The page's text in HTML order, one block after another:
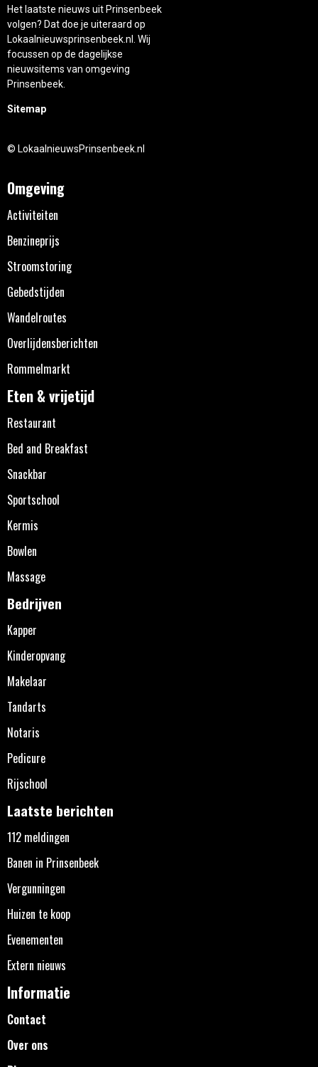
Het laatste nieuws uit Prinsenbeek
volgen? Dat doe je uiteraard op
Lokaalnieuwsprinsenbeek.nl. Wij
focussen op de dagelijkse
nieuwsitems van omgeving
Prinsenbeek.
Sitemap
© LokaalnieuwsPrinsenbeek.nl
Omgeving
Activiteiten
Benzineprijs
Stroomstoring
Gebedstijden
Wandelroutes
Overlijdensberichten
Rommelmarkt
Eten & vrijetijd
Restaurant
Bed and Breakfast
Snackbar
Sportschool
Kermis
Bowlen
Massage
Bedrijven
Kapper
Kinderopvang
Makelaar
Tandarts
Notaris
Pedicure
Rijschool
Laatste berichten
112 meldingen
Banen in Prinsenbeek
Vergunningen
Huizen te koop
Evenementen
Extern nieuws
Informatie
Contact
Over ons